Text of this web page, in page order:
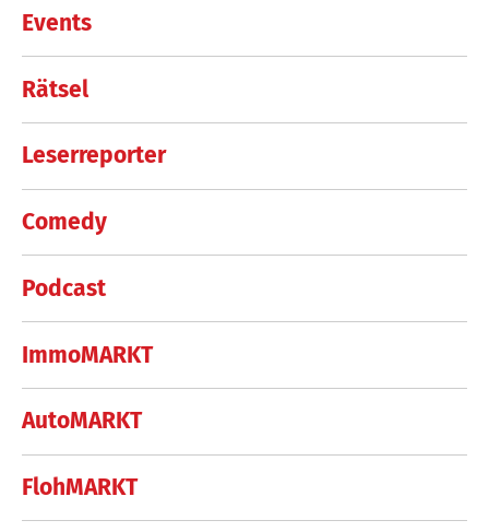
Events
Rätsel
Leserreporter
Comedy
Podcast
ImmoMARKT
AutoMARKT
FlohMARKT